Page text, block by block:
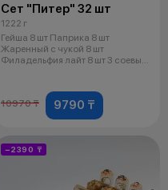
Сет "Питер" 32 шт
1222 г
Гейша 8 шт Паприка 8 шт
Жаренный с чукой 8 шт
Филадельфия лайт 8 шт 3 соевых
10970 ₸ 9790 ₸
−2390 ₸